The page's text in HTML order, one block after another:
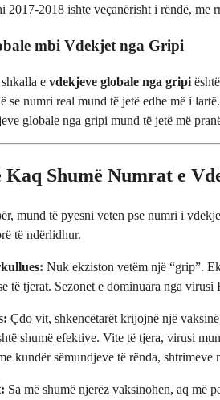
2017-2018 ishte veçanërisht i rëndë,
mbi Vdekjet nga Gripi
e vdekjeve globale nga gripi
se numri real mund të jetë edhe më i
globale nga gripi mund të jetë më
Kaq Shumë Numrat e
mund të pyesni veten pse numri i
të ndërlidhur.
Nuk ekziston vetëm një “grip”.
të tjerat. Sezonet e dominuara nga
Çdo vit, shkencëtarët krijojnë një
shumë efektive. Vite të tjera, virusi
kundër sëmundjeve të rënda, shtrimeve
Sa më shumë njerëz vaksinohen, aq më